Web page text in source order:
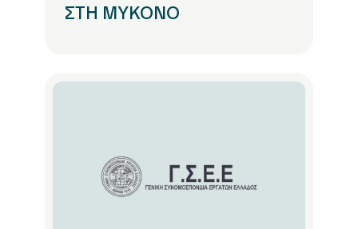
ΣΤΗ ΜΥΚΟΝΟ